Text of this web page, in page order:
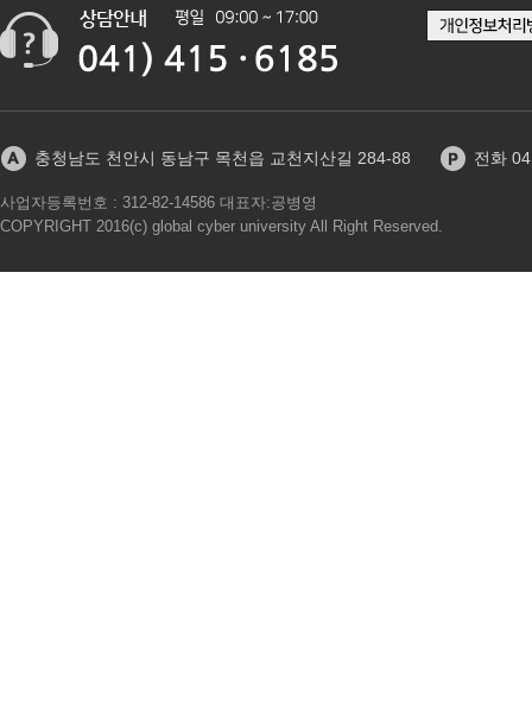
충청남도 천안시 동남구 목천읍 교천지산길 284-88 전화
사업자등록번호 : 312-82-14586 대표자:공병영
COPYRIGHT 2016(c) global cyber university All Right Reserved.